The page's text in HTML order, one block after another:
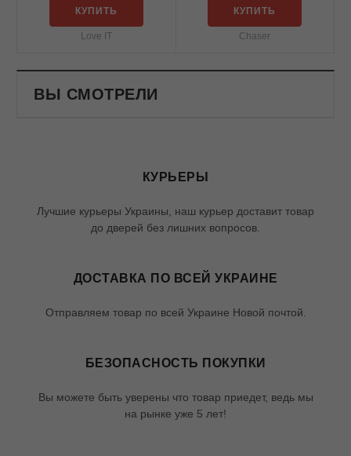
КУПИТЬ
Love IT
КУПИТЬ
Chaser
ВЫ СМОТРЕЛИ
КУРЬЕРЫ
Лучшие курьеры Украины, наш курьер доставит товар
до дверей без лишних вопросов.
ДОСТАВКА ПО ВСЕЙ УКРАИНЕ
Отправляем товар по всей Украине Новой почтой.
БЕЗОПАСНОСТЬ ПОКУПКИ
Вы можете быть уверены что товар приедет, ведь мы
на рынке уже 5 лет!